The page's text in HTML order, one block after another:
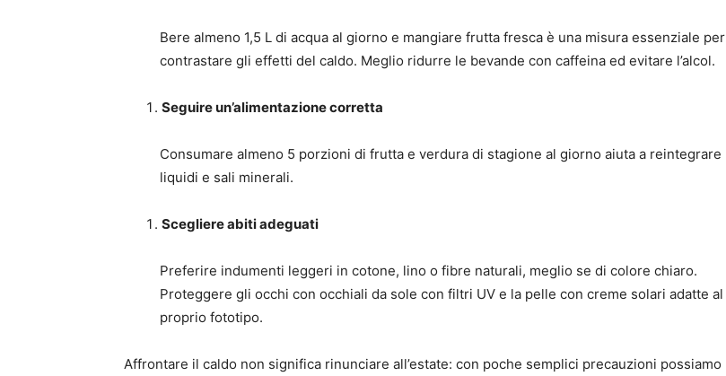
Bere almeno 1,5 L di acqua al giorno e mangiare frutta fresca è una misura essenziale per
contrastare gli effetti del caldo. Meglio ridurre le bevande con caffeina ed evitare l’alcol.
Seguire un’alimentazione corretta
Consumare almeno 5 porzioni di frutta e verdura di stagione al giorno aiuta a reintegrare
liquidi e sali minerali.
Scegliere abiti adeguati
Preferire indumenti leggeri in cotone, lino o fibre naturali, meglio se di colore chiaro.
Proteggere gli occhi con occhiali da sole con filtri UV e la pelle con creme solari adatte al
proprio fototipo.
Affrontare il caldo non significa rinunciare all’estate: con poche semplici precauzioni possiamo